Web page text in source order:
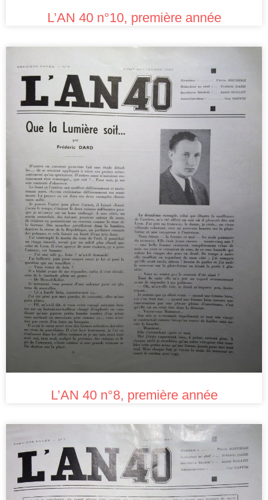
L’AN 40 n°10, première année
L’AN 40 n°8, première année